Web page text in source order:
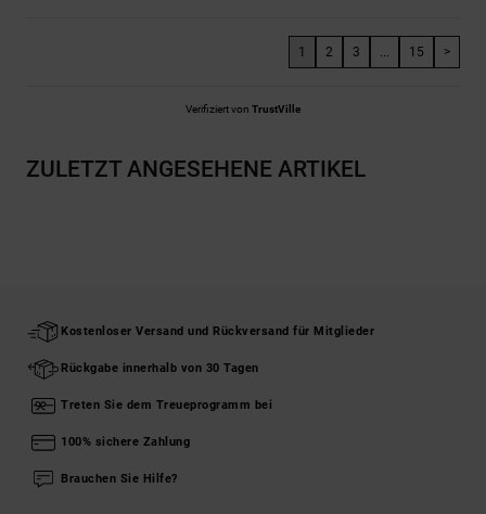
1 2 3 ... 15 >
Verifiziert von TrustVille
ZULETZT ANGESEHENE ARTIKEL
Kostenloser Versand und Rückversand für Mitglieder
Rückgabe innerhalb von 30 Tagen
Treten Sie dem Treueprogramm bei
100% sichere Zahlung
Brauchen Sie Hilfe?